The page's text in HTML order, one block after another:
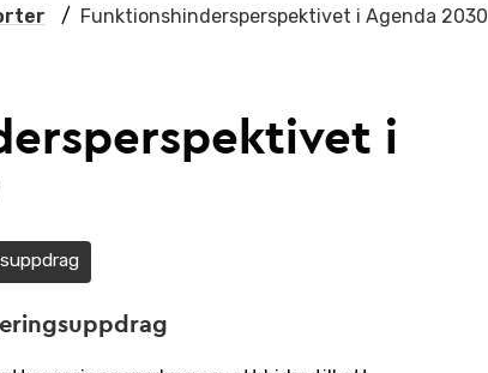
/ Funktionshindersperspektivet i Agenda 2030
i